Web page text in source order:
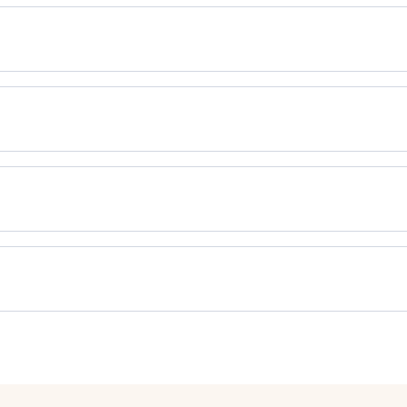
Facefinity Blush w odcieniu nr 15 Seductive Pink z
pędzla. Świeże zaróżowione policzki, jakbyś
Blush Seductive Pink z formułą poddaną technologii
świeżych, zaróżowionych policzków i rozjaśnionej, naturalnie
kolorytem cery
Zea Mays Starch, Magnesium Aluminum Silicate,
Ethylparaben, Ethylhexyl Methoxycinnamate, BHT, Disodium
Hydrogenated Polyisobutene, Silica, [+/- CI 77891, CI 77491, CI
i delikatnie rozprowadź do stopienia się ze skórą.